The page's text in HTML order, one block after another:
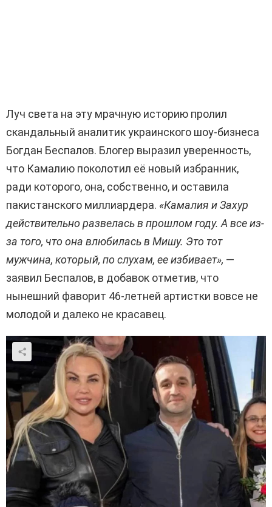
Луч света на эту мрачную историю пролил
скандальный аналитик украинского шоу-бизнеса
Богдан Беспалов. Блогер выразил уверенность,
что Камалию поколотил её новый избранник,
ради которого, она, собственно, и оставила
пакистанского миллиардера. «Камалия и Захур
действительно развелась в прошлом году. А все из-
за того, что она влюбилась в Мишу. Это тот
мужчина, который, по слухам, ее избивает», —
заявил Беспалов, в добавок отметив, что
нынешний фаворит 46-летней артистки вовсе не
молодой и далеко не красавец.